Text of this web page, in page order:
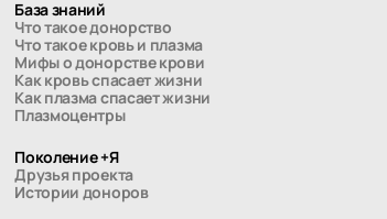
База знаний
Что такое донорство
Что такое кровь и плазма
Мифы о донорстве крови
Как кровь спасает жизни
Как плазма спасает жизни
Плазмоцентры
Поколение +Я
Друзья проекта
Истории доноров